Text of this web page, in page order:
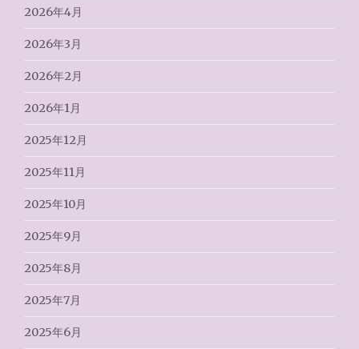
2026年4月
2026年3月
2026年2月
2026年1月
2025年12月
2025年11月
2025年10月
2025年9月
2025年8月
2025年7月
2025年6月